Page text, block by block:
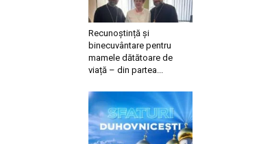
Recunoștință și
binecuvântare pentru
mamele dătătoare de
viață – din partea...